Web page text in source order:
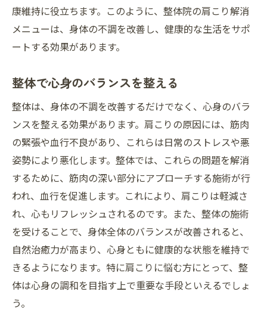
康維持に役立ちます。このように、整体院の肩こり解消
メニューは、身体の不調を改善し、健康的な生活をサポ
ートする効果があります。
整体で心身のバランスを整える
整体は、身体の不調を改善するだけでなく、心身のバラ
ンスを整える効果があります。肩こりの原因には、筋肉
の緊張や血行不良があり、これらは日常のストレスや悪
姿勢により悪化します。整体では、これらの問題を解消
するために、筋肉の深い部分にアプローチする施術が行
われ、血行を促進します。これにより、肩こりは軽減さ
れ、心もリフレッシュされるのです。また、整体の施術
を受けることで、身体全体のバランスが改善されると、
自然治癒力が高まり、心身ともに健康的な状態を維持で
きるようになります。特に肩こりに悩む方にとって、整
体は心身の調和を目指す上で重要な手段といえるでしょ
う。